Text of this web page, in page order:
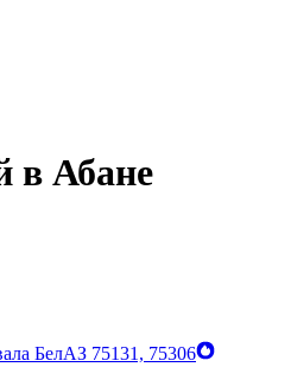
в Абане
БелАЗ 75131, 75306